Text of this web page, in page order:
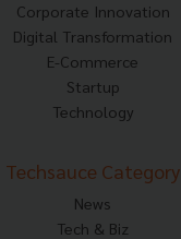
Corporate Innovation
Digital Transformation
E-Commerce
Startup
Technology
Techsauce Category
News
Tech & Biz